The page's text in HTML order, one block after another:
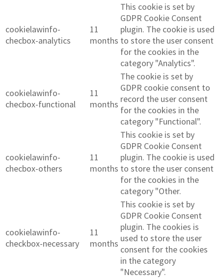
cookielawinfo-
checbox-analytics
11
months
This cookie is set by
GDPR Cookie Consent
plugin. The cookie is used
to store the user consent
for the cookies in the
category "Analytics".
cookielawinfo-
checbox-functional
11
months
The cookie is set by
GDPR cookie consent to
record the user consent
for the cookies in the
category "Functional".
cookielawinfo-
checbox-others
11
months
This cookie is set by
GDPR Cookie Consent
plugin. The cookie is used
to store the user consent
for the cookies in the
category "Other.
cookielawinfo-
checkbox-necessary
11
months
This cookie is set by
GDPR Cookie Consent
plugin. The cookies is
used to store the user
consent for the cookies
in the category
"Necessary".